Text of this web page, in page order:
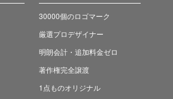
30000個のロゴマーク
厳選プロデザイナー
明朗会計・追加料金ゼロ
著作権完全譲渡
1点ものオリジナル